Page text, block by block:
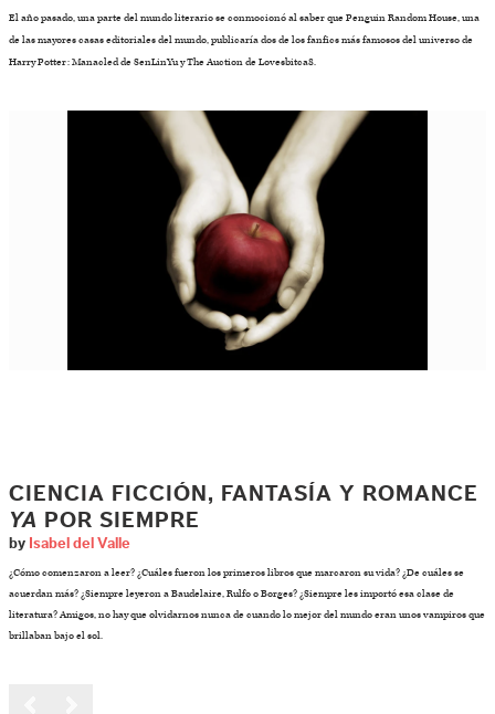
El año pasado, una parte del mundo literario se conmocionó al saber que Penguin Random House, una
de las mayores casas editoriales del mundo, publicaría dos de los fanfics más famosos del universo de
Harry Potter: Manacled de SenLinYu y The Auction de Lovesbitca8.
CIENCIA FICCIÓN, FANTASÍA Y ROMANCE
YA POR SIEMPRE
by Isabel del Valle
¿Cómo comenzaron a leer? ¿Cuáles fueron los primeros libros que marcaron su vida? ¿De cuáles se
acuerdan más? ¿Siempre leyeron a Baudelaire, Rulfo o Borges? ¿Siempre les importó esa clase de
literatura? Amigos, no hay que olvidarnos nunca de cuando lo mejor del mundo eran unos vampiros que
brillaban bajo el sol.